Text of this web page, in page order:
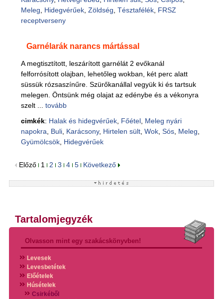
Meleg
Hidegvérűek, Zöldség Tésztafélék, FRSZ
receptverseny
Garnélarák narancs mártással
A megtisztított, leszárított garnélát 2 evőkanál
felforrósított olajban, lehetőleg wokban, két perc alatt
süssük rózsaszínűre. Szürőkanállal vegyük ki és tartsuk
melegen. Öntsünk még olajat az edénybe és a vékonyra
szelt ... tovább
cimkék: Halak és hidegvérűek, Főétel, Meleg nyári
napokra
Buli, Karácsony, Hirtelen sült, Wok, Sós, Meleg
Gyümölcsök, Hidegvérűek
Előző 1 2 3 4 5 Következő
Tartalomjegyzék
Olvasson mint egy szakácskönyvben!
Levesek
Levesbetétek
Előételek
Húsételek
Csirkéből